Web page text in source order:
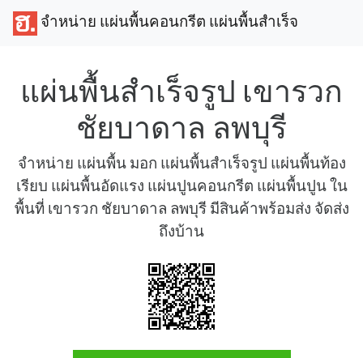
จำหน่าย แผ่นพื้นคอนกรีต แผ่นพื้นสำเร็จ
แผ่นพื้นสำเร็จรูป เขารวก
ชัยบาดาล ลพบุรี
จำหน่าย แผ่นพื้น มอก แผ่นพื้นสำเร็จรูป แผ่นพื้นท้อง
เรียบ แผ่นพื้นอัดแรง แผ่นปูนคอนกรีต แผ่นพื้นปูน ใน
พื้นที่ เขารวก ชัยบาดาล ลพบุรี มีสินค้าพร้อมส่ง จัดส่ง
ถึงบ้าน